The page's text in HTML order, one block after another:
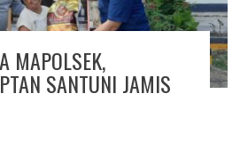
MAPOLSEK,
SANTUNI JAMIS